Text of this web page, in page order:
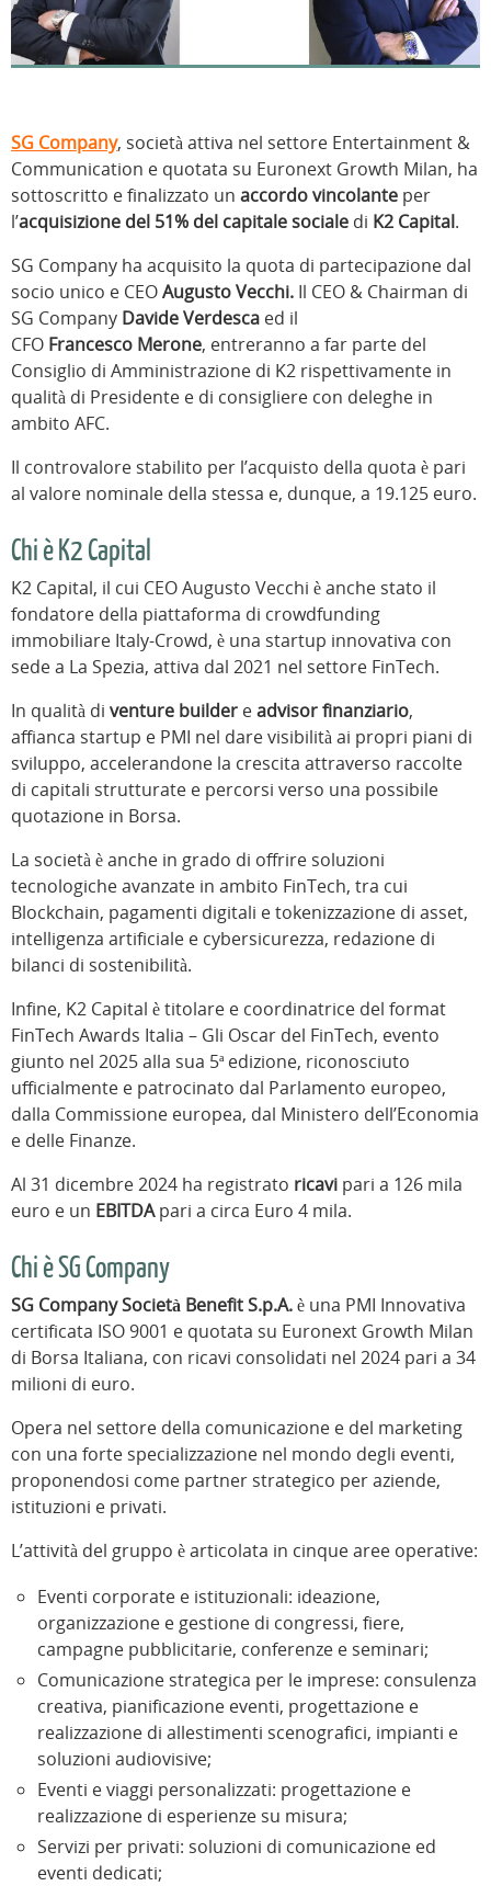
SG Company, società attiva nel settore Entertainment &
Communication e quotata su Euronext Growth Milan, ha
sottoscritto e finalizzato un accordovincolante per
l’acquisizione del 51% del capitale sociale di K2 Capital.
SG Company ha acquisito la quota di partecipazione dal
socio unico e CEOAugustoVecchi. Il CEO & Chairman di
SG Company DavideVerdesca ed il
CFO Francesco Merone, entreranno a far parte del
Consiglio di Amministrazione di K2 rispettivamente in
qualità di Presidente e di consigliere con deleghe in
ambito AFC.
Il controvalore stabilito per l’acquisto della quota è pari
al valore nominale della stessa e, dunque, a 19.125 euro.
Chi è K2 Capital
K2 Capital, il cui CEO Augusto Vecchi è anche stato il
fondatore della piattaforma di crowdfunding
immobiliare Italy-Crowd, è una startup innovativa con
sede a La Spezia, attiva dal 2021 nel settore FinTech.
In qualità di venture builder eadvisorfinanziario,
affianca startup e PMI nel dare visibilità ai propri piani di
sviluppo, accelerandone la crescita attraverso raccolte
di capitali strutturate e percorsi verso una possibile
quotazione in Borsa.
La società è anche in grado di offrire soluzioni
tecnologiche avanzate in ambito FinTech, tra cui
Blockchain, pagamenti digitali e tokenizzazione di asset,
intelligenza artificiale e cybersicurezza, redazione di
bilanci di sostenibilità.
Infine, K2 Capital è titolare e coordinatrice del format
FinTech Awards Italia – Gli Oscar del FinTech, evento
giunto nel 2025 alla sua 5ª edizione, riconosciuto
ufficialmente e patrocinato dal Parlamento europeo,
dalla Commissione europea, dal Ministero dell’Economia
e delle Finanze.
Al 31 dicembre 2024 ha registrato ricavi pari a 126 mila
euro e un EBITDApari a circa Euro 4 mila.
Chi è SG Company
SG Company Società Benefit S.p.A.è una PMI Innovativa
certificata ISO 9001 e quotata su Euronext Growth Milan
di Borsa Italiana, con ricavi consolidati nel 2024 pari a 34
milioni di euro.
Opera nel settore della comunicazione e del marketing
con una forte specializzazione nel mondo degli eventi,
proponendosi come partner strategico per aziende,
istituzioni e privati.
L’attività del gruppo è articolata in cinque aree operative:
Eventi corporate e istituzionali: ideazione,
organizzazione e gestione di congressi, fiere,
campagne pubblicitarie, conferenze e seminari;
Comunicazione strategica per le imprese: consulenza
creativa, pianificazione eventi, progettazione e
realizzazione di allestimenti scenografici, impianti e
soluzioni audiovisive;
Eventi e viaggi personalizzati: progettazione e
realizzazione di esperienze su misura;
Servizi per privati: soluzioni di comunicazione ed
eventi dedicati;